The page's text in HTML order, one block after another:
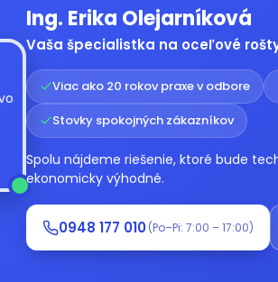
Ing. Erika Olejarníková
Vaša špecialistka na oceľové
Viac ako 20 rokov praxe v odbore
Stovky spokojných zákazníkov
Spolu nájdeme riešenie, ktoré bude
ekonomicky výhodné.
0948 177 010(Po–Pi: 7:00 – 17:00)